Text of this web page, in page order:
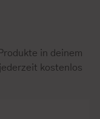
in deinem
kostenlos